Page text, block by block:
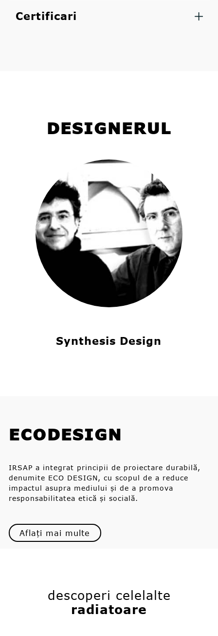
Certificari
DESIGNERUL
Synthesis Design
ECODESIGN
IRSAP a integrat principii de proiectare durabilă,
denumite ECO DESIGN, cu scopul de a reduce
impactul asupra mediului și de a promova
responsabilitatea etică și socială.
Aflați mai multe
descoperi celelalte
radiatoare